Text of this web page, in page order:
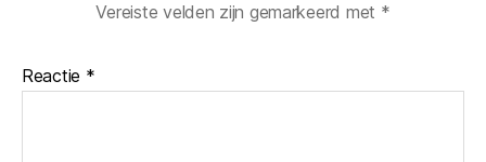
Vereiste velden zijn gemarkeerd met *
Reactie *